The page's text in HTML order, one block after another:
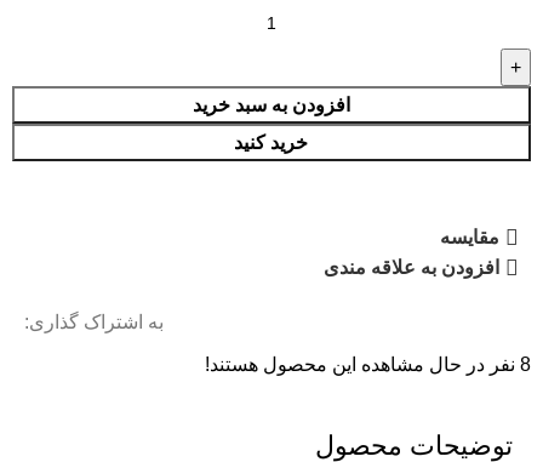
افزودن به سبد خرید
خرید کنید
مقایسه
افزودن به علاقه مندی
به اشتراک گذاری:
8 نفر در حال مشاهده این محصول هستند!
توضیحات محصول